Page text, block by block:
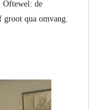
Oftewel: de
qua omvang.